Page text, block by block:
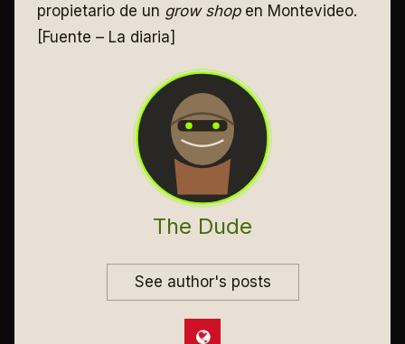
propietario de un grow shopen Montevideo.
[Fuente – La diaria]
The Dude
See author's posts